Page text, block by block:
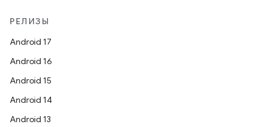
РЕЛИЗЫ
Android 17
Android 16
Android 15
Android 14
Android 13